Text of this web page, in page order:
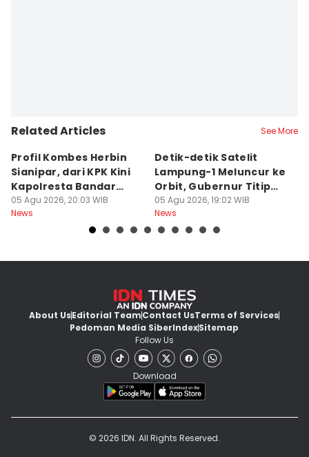
Related Articles See More
Profil Kombes Herbin
Sianipar, dari KPK Kini
Kapolresta Bandar
Lampung
05 Agu 2026, 20:03 WIB
News
Detik-detik Satelit
Lampung-1 Meluncur ke
Orbit, Gubernur Titip
Pesan
05 Agu 2026, 19:02 WIB
News
About UsEditorial TeamContact UsTerms of Services
Pedoman Media SiberIndexSitemap
Follow Us
Download
© 2026 IDN. All Rights Reserved.